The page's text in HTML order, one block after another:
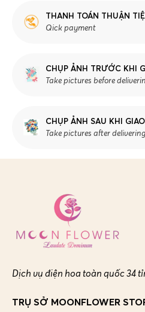
THANH TOÁN THUẬN
Qick payment
CHỤP ẢNH TRƯỚC KHI
Take pictures before
CHỤP ẢNH SAU KHI GIAO
Take pictures after delivering
Dịch vụ điện hoa toàn quốc 34
TRỤ SỞ MOONFLOWER